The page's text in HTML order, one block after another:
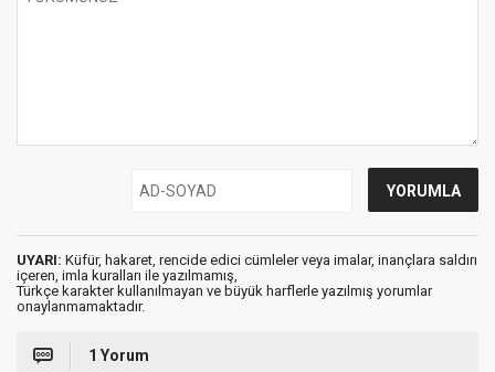
UYARI: Küfür, hakaret, rencide edici cümleler veya imalar, inançlara saldırı
içeren, imla kuralları ile yazılmamış,
Türkçe karakter kullanılmayan ve büyük harflerle yazılmış yorumlar
onaylanmamaktadır.
1 Yorum